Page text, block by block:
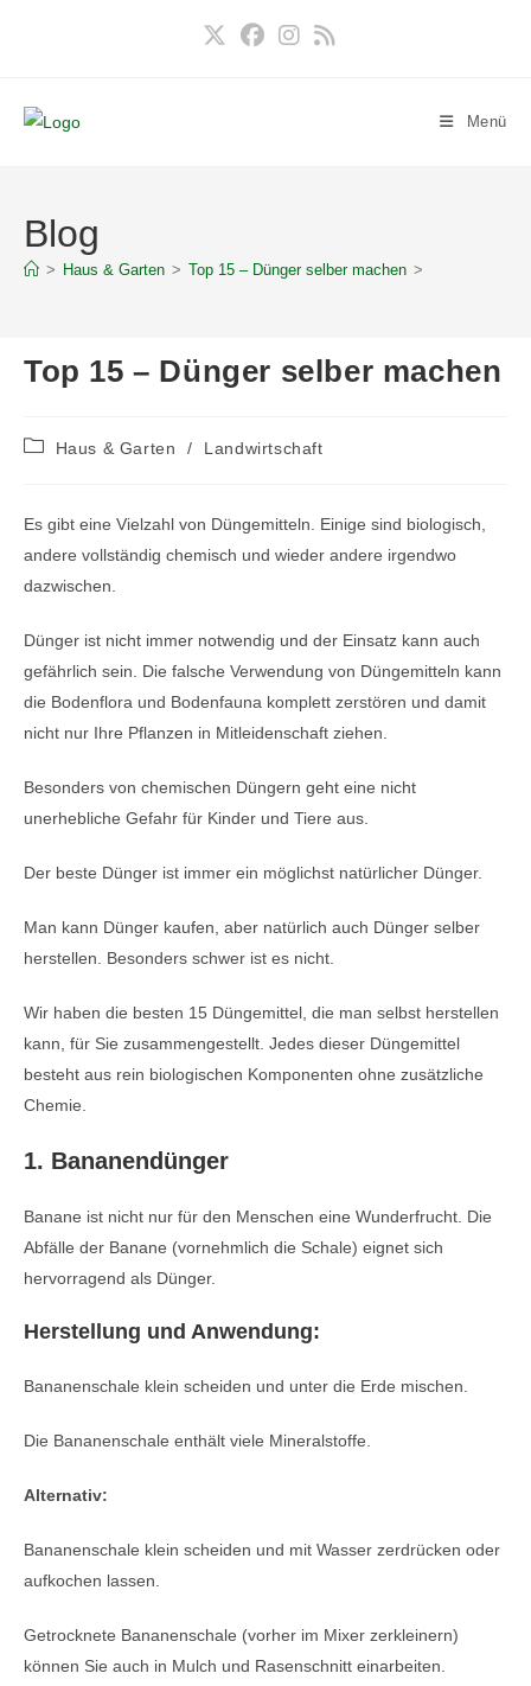
Menü
Blog
> Haus & Garten > Top 15 – Dünger selber machen >
Top 15 – Dünger selber machen
Beitrags-
Haus & Garten / Landwirtschaft
Es gibt eine Vielzahl von Düngemitteln. Einige sind biologisch,
andere vollständig chemisch und wieder andere irgendwo
dazwischen.
Dünger ist nicht immer notwendig und der Einsatz kann auch
gefährlich sein. Die falsche Verwendung von Düngemitteln kann
die Bodenflora und Bodenfauna komplett zerstören und damit
nicht nur Ihre Pflanzen in Mitleidenschaft ziehen.
Besonders von chemischen Düngern geht eine nicht
unerhebliche Gefahr für Kinder und Tiere aus.
Der beste Dünger ist immer ein möglichst natürlicher Dünger.
Man kann Dünger kaufen, aber natürlich auch Dünger selber
herstellen. Besonders schwer ist es nicht.
Wir haben die besten 15 Düngemittel, die man selbst herstellen
kann, für Sie zusammengestellt. Jedes dieser Düngemittel
besteht aus rein biologischen Komponenten ohne zusätzliche
Chemie.
1. Bananendünger
Banane ist nicht nur für den Menschen eine Wunderfrucht. Die
Abfälle der Banane (vornehmlich die Schale) eignet sich
hervorragend als Dünger.
Herstellung und Anwendung:
Bananenschale klein scheiden und unter die Erde mischen.
Die Bananenschale enthält viele Mineralstoffe.
Alternativ:
Bananenschale klein scheiden und mit Wasser zerdrücken oder
aufkochen lassen.
Getrocknete Bananenschale (vorher im Mixer zerkleinern)
können Sie auch in Mulch und Rasenschnitt einarbeiten.